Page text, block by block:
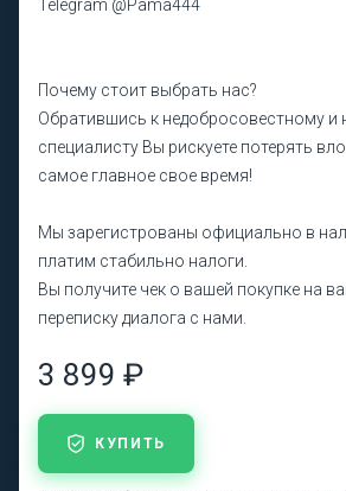
Telegram @Pama444
Почему стоит выбрать нас?
Обратившись к недобросовестному и
специалисту Вы рискуете потерять
самое главное свое время!
Мы зарегистрованы официально в
платим стабильно налоги.
Вы получите чек о вашей покупке на
переписку диалога с нами.
3 899 ₽
КУПИТЬ